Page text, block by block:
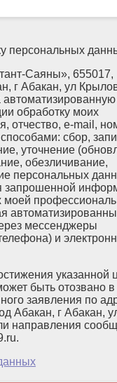
персональных
Саяны», 655017,
г Абакан, ул
обработку моих
отчество, e-mail,
сбор,
уточнение
обезличивание,
персональных
запрошенной
моей
мессенджеры
и
указанной
быть отозвано
заявления по
Абакан, г Абакан,
направления